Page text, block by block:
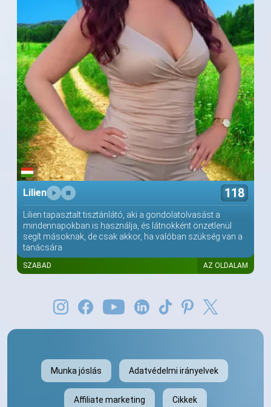
Lilien 118
Lilien tapasztalt tisztánlátó, aki a gondolatolvasást a
mindennapokban is használja, és látnokként önzetlenül
segít másoknak, de csak akkor, ha valóban szükség van a
tanácsára
SZABAD AZ OLDALAM
Munka jóslás Adatvédelmi irányelvek
Affiliate marketing Cikkek